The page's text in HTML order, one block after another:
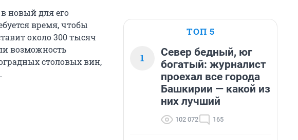
новый для его
время, чтобы
около 300 тысяч
возможность
столовых вин,
ТОП 5
1
Север бедный, юг
богатый: журналист
проехал все города
Башкирии — какой из
них лучший
102 072 165